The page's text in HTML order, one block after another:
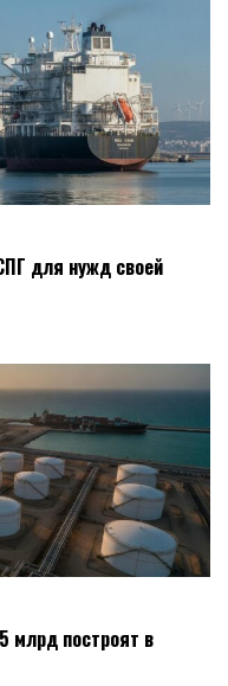
для нужд своей
млрд построят в